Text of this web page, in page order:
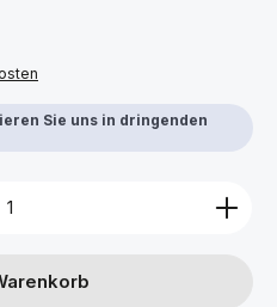
Sie uns in dringenden
gewünschten Wert ein